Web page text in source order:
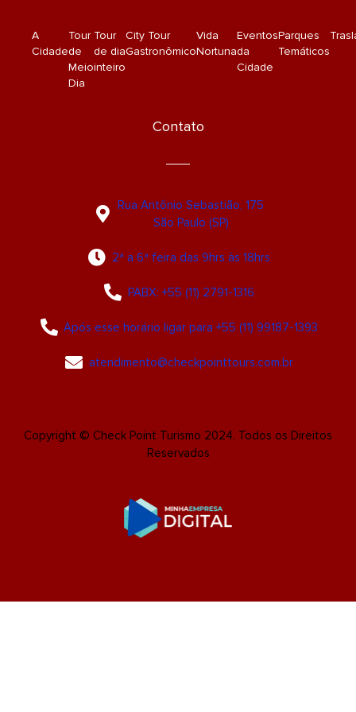
A
Cidade
Tour
de
Meio
Dia
Tour
de dia
inteiro
City Tour
Gastronômico
Vida
Nortuna
Eventos
da
Cidade
Parques
Temáticos
Contato
Rua Antônio Sebastião, 175
São Paulo (SP)
2ª a 6ª feira das 9hrs às 18hrs
PABX: +55 (11) 2791-1316
Após esse horário ligar para +55 (11) 99187-1393
atendimento@checkpointtours.com.br
Copyright © Check Point Turismo 2024. Todos os Direitos
Reservados